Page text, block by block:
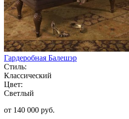
Гардеробная Балешэр
Стиль:
Классический
Цвет:
Светлый
от 140 000 руб.